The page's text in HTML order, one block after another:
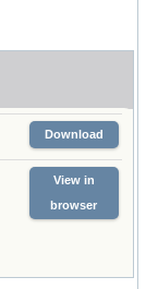
Download
View in
browser